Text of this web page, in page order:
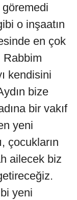
göremedi
o inşaatın
en çok
Rabbim
kendisini
bize
bir vakıf
yeni
çocukların
ailecek biz
yeni